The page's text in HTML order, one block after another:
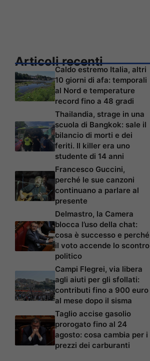
Articoli recenti
Caldo estremo Italia, altri
10 giorni di afa: temporali
al Nord e temperature
record fino a 48 gradi
Thailandia, strage in una
scuola di Bangkok: sale il
bilancio di morti e dei
feriti. Il killer era uno
studente di 14 anni
Francesco Guccini,
perché le sue canzoni
continuano a parlare al
presente
Delmastro, la Camera
blocca l’uso della chat:
cosa è successo e perché
il voto accende lo scontro
politico
Campi Flegrei, via libera
agli aiuti per gli sfollati:
contributi fino a 900 euro
al mese dopo il sisma
Taglio accise gasolio
prorogato fino al 24
agosto: cosa cambia per i
prezzi dei carburanti